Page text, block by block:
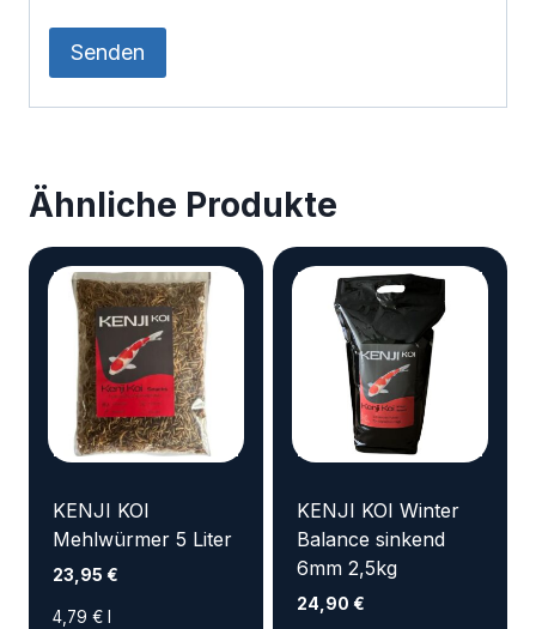
Ähnliche Produkte
KENJI KOI
Mehlwürmer 5 Liter
23,95 €
4,79 €
KENJI KOI Winter
Balance sinkend
6mm 2,5kg
24,90 €